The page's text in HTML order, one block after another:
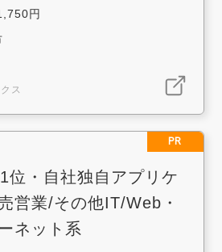
円
ス
PR
位・自社独自アプリケ
営業/その他IT/Web・
ネット系